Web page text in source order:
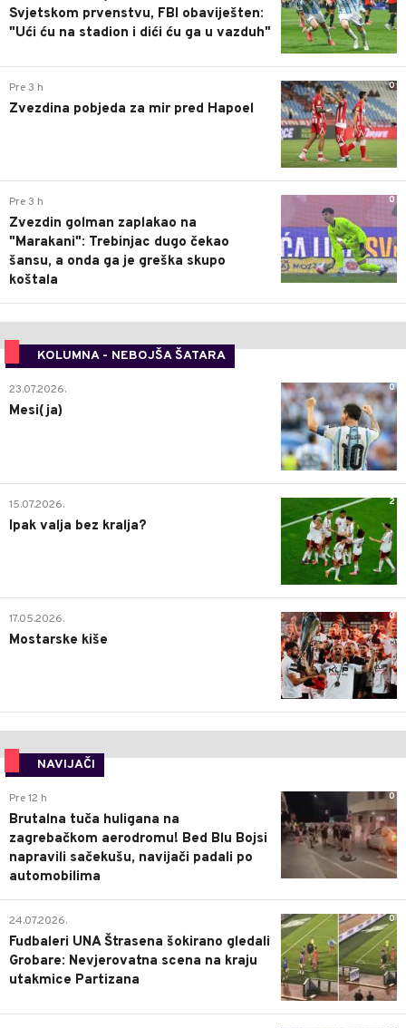
Svjetskom prvenstvu, FBI obaviješten:
"Ući ću na stadion i dići ću ga u vazduh"
0
Pre 3 h
Zvezdina pobjeda za mir pred Hapoel
0
Pre 3 h
Zvezdin golman zaplakao na
"Marakani": Trebinjac dugo čekao
šansu, a onda ga je greška skupo
koštala
KOLUMNA - NEBOJŠA ŠATARA
0
23.07.2026.
Mesi(ja)
2
15.07.2026.
Ipak valja bez kralja?
0
17.05.2026.
Mostarske kiše
NAVIJAČI
0
Pre 12 h
Brutalna tuča huligana na
zagrebačkom aerodromu! Bed Blu Bojsi
napravili sačekušu, navijači padali po
automobilima
0
24.07.2026.
Fudbaleri UNA Štrasena šokirano gledali
Grobare: Nevjerovatna scena na kraju
utakmice Partizana